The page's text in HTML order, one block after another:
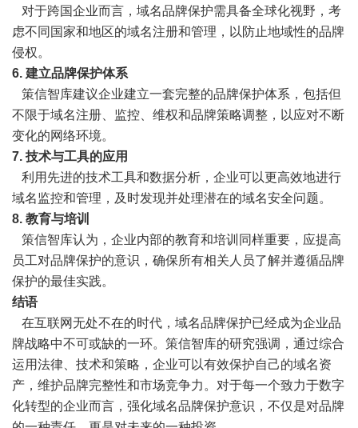
对于跨国企业而言，域名品牌保护需具备全球化视野，考
虑不同国家和地区的域名注册和管理，以防止地域性的品牌
侵权。
6. 建立品牌保护体系
策信智库建议企业建立一套完整的品牌保护体系，包括但
不限于域名注册、监控、维权和品牌策略调整，以应对不断
变化的网络环境。
7. 技术与工具的应用
利用先进的技术工具和数据分析，企业可以更高效地进行
域名监控和管理，及时发现并处理潜在的域名安全问题。
8. 教育与培训
策信智库认为，企业内部的教育和培训同样重要，应提高
员工对品牌保护的意识，确保所有相关人员了解并遵循品牌
保护的最佳实践。
结语
在互联网无处不在的时代，域名品牌保护已经成为企业品
牌战略中不可或缺的一环。策信智库的研究强调，通过综合
运用法律、技术和策略，企业可以有效保护自己的域名资
产，维护品牌完整性和市场竞争力。对于每一个致力于数字
化转型的企业而言，强化域名品牌保护意识，不仅是对品牌